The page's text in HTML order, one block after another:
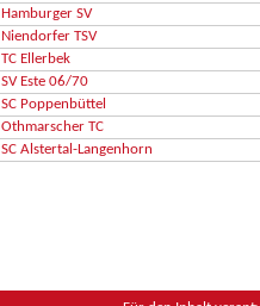
Hamburger SV
Niendorfer TSV
TC Ellerbek
SV Este 06/70
SC Poppenbüttel
Othmarscher TC
SC Alstertal-Langenhorn